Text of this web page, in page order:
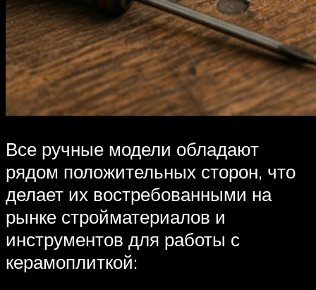
Все ручные модели обладают
рядом положительных сторон, что
делает их востребованными на
рынке стройматериалов и
инструментов для работы с
керамоплиткой: